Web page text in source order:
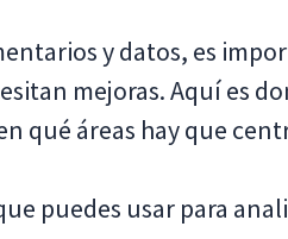
y datos, es
mejoras. Aquí es
qué áreas hay que
puedes usar para